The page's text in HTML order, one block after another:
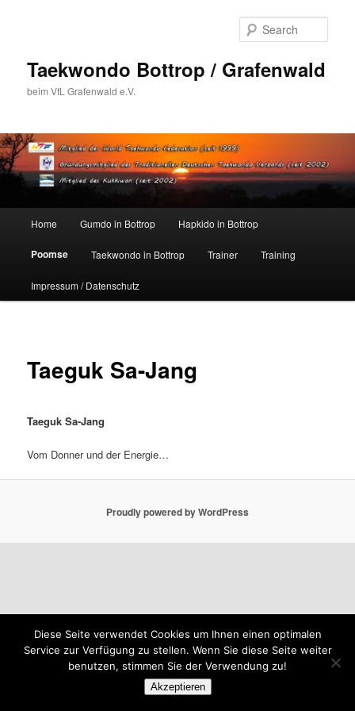
Taekwondo Bottrop / Grafenwald
beim VfL Grafenwald e.V.
Home Gumdo in Bottrop Hapkido in Bottrop
Poomse Taekwondo in Bottrop Trainer Training
Impressum / Datenschutz
Taeguk Sa-Jang
Taeguk Sa-Jang
Vom Donner und der Energie…
Proudly powered by WordPress
Diese Seite verwendet Cookies um Ihnen einen optimalen
Service zur Verfügung zu stellen. Wenn Sie diese Seite weiter
benutzen, stimmen Sie der Verwendung zu!
Akzeptieren